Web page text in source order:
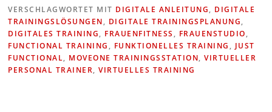
VERSCHLAGWORTET MIT DIGITALE ANLEITUNG, DIGITALE
TRAININGSLÖSUNGEN, DIGITALE TRAININGSPLANUNG,
DIGITALES TRAINING, FRAUENFITNESS , FRAUENSTUDIO,
FUNCTIONAL TRAINING , FUNKTIONELLES TRAINING , JUST
FUNCTIONAL, MOVEONE TRAININGSSTATION,VIRTUELLER
PERSONAL TRAINER,VIRTUELLES TRAINING